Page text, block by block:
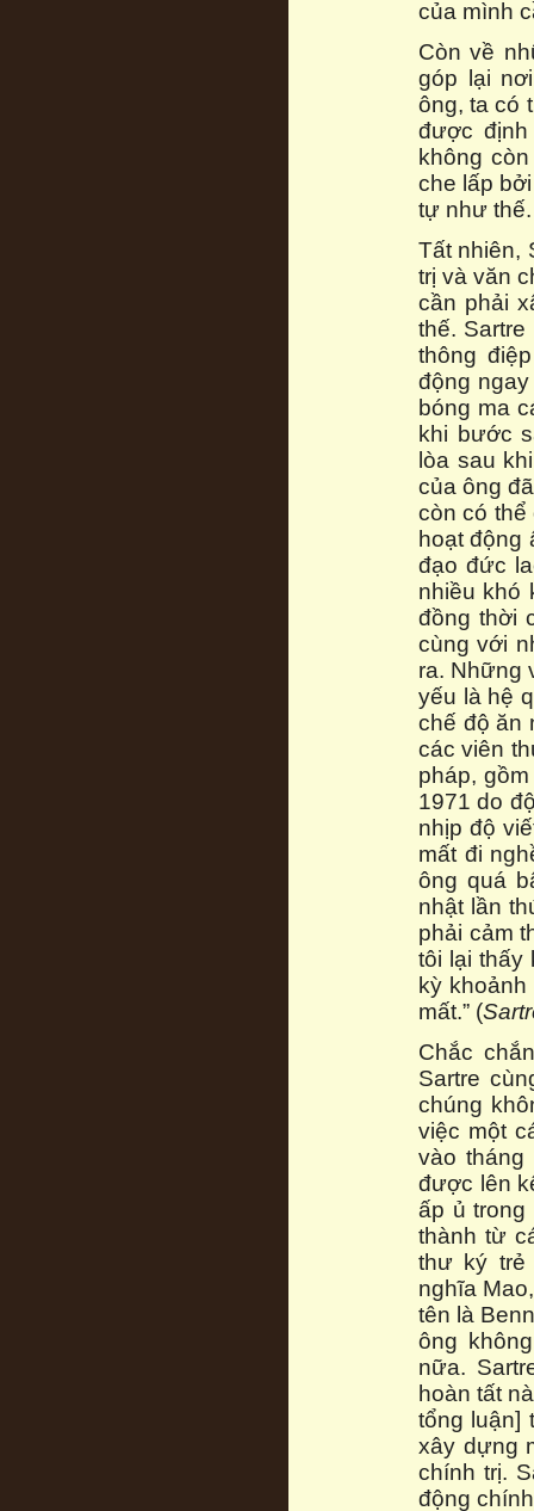
của mình
Còn về
góp lại
ông, ta có
được
không
che lấp
tự như thế.
Tất nhiên,
trị và văn
cần phải
thế.
thông
động
bóng ma
khi bước
lòa sau
của ông
còn có
hoạt động
đạo đức
nhiều khó
đồng thời
cùng với
ra. Những
yếu là hệ
chế độ ăn
các viên
pháp,
1971 do
nhịp độ
mất đi
ông quá
nhật lần
phải cảm
tôi lại thấy
kỳ
mất.” (
Chắc
Sartre
chúng
việc một
vào tháng
được lên
ấp ủ trong
thành từ
thư ký trẻ
nghĩa
tên là
ông
nữa.
hoàn tất
tổng luận]
xây dựng
chính trị.
động